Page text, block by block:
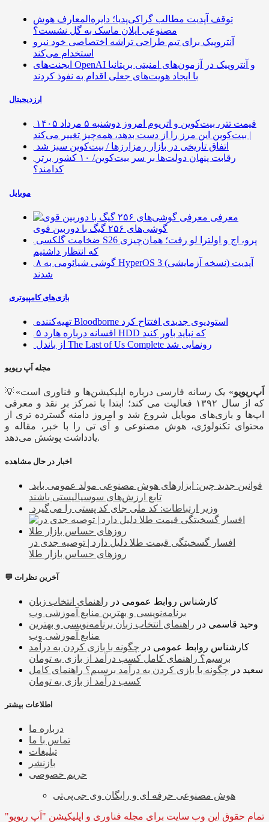
توقف آپدیت مطالب گراکی‌پدیا؛ دایره‌المعارف هوش
مصنوعی ایلان ماسک به گل نشست؟
آنتروپیک برای تیم طراحی تراشه اختصاصی خود نیرو
استخدام می‌کند
ایجنت‌های OpenAI و آنتروپیک در آزمون‌های امنیتی بریتانیا
با ایجاد هویت‌های جعلی اقدام به نفوذ کردند
ارزدیجیتال
قیمت تتر، بیت‌کوین و اتریوم امروز دوشنبه ۵ مرداد ۱۴۰۵
| بیت‌کوین این مرز را از دست بدهد، همه‌چیز تغییر می‌کند
اتفاق تاریخی در بازار رمزارزها / بیت‌کوین سبز شد
رقابت پنهان دولت‌ها بر سر بیت‌کوین/ ۱۰ کشور برتر
کدامند؟
موبایل
معرفی
گوشی‌های ۲۵۶ گیگ با دوربین قوی
ضخامت گلکسی S26 پرو، اج و اولترا لو رفت؛ همان‌چیزی
که انتظار داشتیم
۸ گوشی شیائومی به HyperOS 3 (نسخه آزمایشی) آپدیت
شدند
بازی‌های کامپیوتری
تهیه‌کننده Bloodborne استودیوی جدیدی افتتاح کرد
۵ افسانه درباره هارد HDD که نباید باور کنید
از باندل The Last of Us Complete رونمایی شد
مجله اَپ ریویو
💡« اَپ‌ریویو» یک رسانه فارسی درباره اپلیکیشن‌ها و فناوری است
که از سال ۱۳۹۲ فعالیت می کند؛ ابتدا با تمرکز بر نقد و معرفی
اپ‌ها و بازی‌های موبایل شروع شد و امروز دامنه گسترده تری از
محتوای تکنولوژی، هوش مصنوعی و آی تی را با خبر، مقاله و
یادداشت پوشش می‌دهد.
اخبار در حال مشاهده
قوانین جدید چین: ابزارهای هوش مصنوعی مولد عمومی باید
تابع ارزش‌های سوسیالیستی باشند
وزیر ارتباطات: کد ملی جای کد پستی را می‌گیرد
افسار گسخیتگی قیمت طلا دلیل دارد | توصیه جدی در
روزهای حساس بازار طلا
💬 آخرین نظرات
کارشناس روابط عمومی در راهنمای انتخاب زبان
برنامه‌نویسی و بهترین منابع آموزشی وب
وحید قاسمی در راهنمای انتخاب زبان برنامه‌نویسی و بهترین
منابع آموزشی وب
کارشناس روابط عمومی در چگونه با بازی کردن به درآمد
برسیم؟ راهنمای کامل کسب درآمد از بازی به تومان
سعید در چگونه با بازی کردن به درآمد برسیم؟ راهنمای کامل
کسب درآمد از بازی به تومان
اطلاعات بیشتر
درباره ما
تماس با ما
تبلیغات
بازنشر
حریم خصوصی
هوش مصنوعی حرفه ای و رایگان وی جی‌پی‌تی
تمام حقوق این وب سایت برای مجله فناوری و اپلیکیشن "اَپ ریویو"